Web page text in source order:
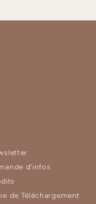
d'infos
de Téléchargement